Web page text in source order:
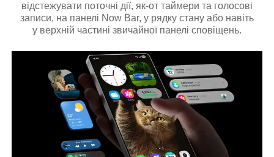
відстежувати поточні дії, як-от таймери та голосові
записи, на панелі Now Bar, у рядку стану або навіть
у верхній частині звичайної панелі сповіщень.